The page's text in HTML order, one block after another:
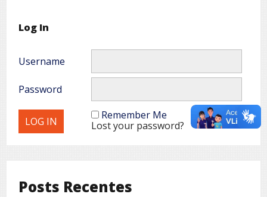
Log In
Username
Password
Remember Me
Lost your password?
Posts Recentes